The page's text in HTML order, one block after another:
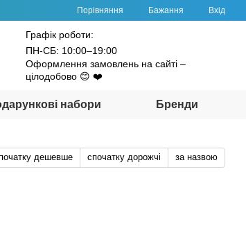
Порівняння Бажання Вхід
Графік роботи:
ПН-СБ: 10:00–19:00
Оформлення замовлень на сайті –
цілодобово 😊 ❤️
набори Бренди
дешевше спочатку дорожчі за назвою